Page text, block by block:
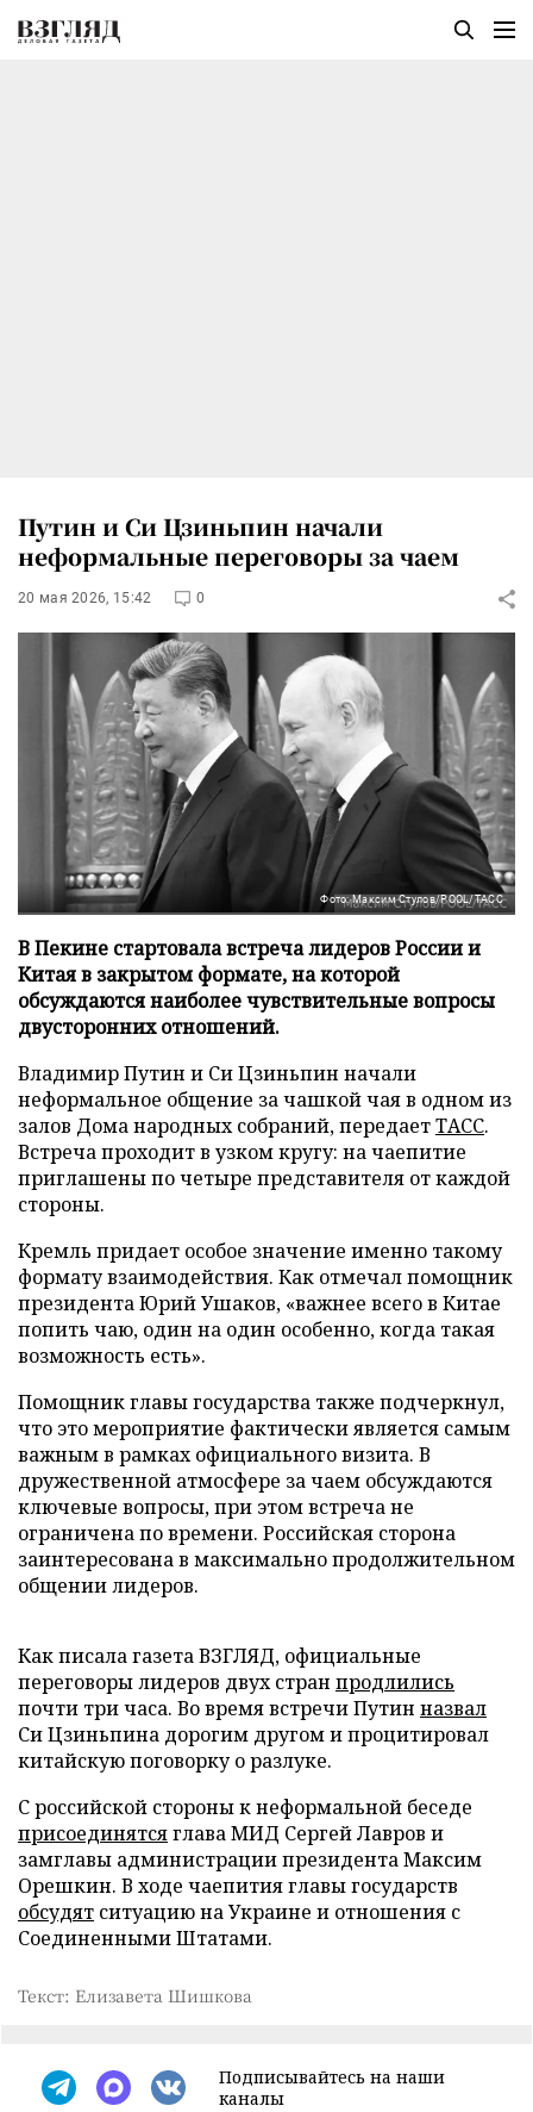
Путин и Си Цзиньпин начали
неформальные переговоры за чаем
20 мая 2026, 15:42 0
Фото: Максим Стулов/POOL/ТАСС
В Пекине стартовала встреча лидеров России и
Китая в закрытом формате, на которой
обсуждаются наиболее чувствительные вопросы
двусторонних отношений.
Владимир Путин и Си Цзиньпин начали
неформальное общение за чашкой чая в одном из
залов Дома народных собраний, передаетТАСС.
Встреча проходит в узком кругу: на чаепитие
приглашены по четыре представителя от каждой
стороны.
Кремль придает особое значение именно такому
формату взаимодействия. Как отмечал помощник
президента Юрий Ушаков, «важнее всего в Китае
попить чаю, один на один особенно, когда такая
возможность есть».
Помощник главы государства также подчеркнул,
что это мероприятие фактически является самым
важным в рамках официального визита. В
дружественной атмосфере за чаем обсуждаются
ключевые вопросы, при этом встреча не
ограничена по времени. Российская сторона
заинтересована в максимально продолжительном
общении лидеров.
Как писала газета ВЗГЛЯД, официальные
переговоры лидеров двух стран продлились
почти три часа. Во время встречи Путин назвал
Си Цзиньпина дорогим другом и процитировал
китайскую поговорку о разлуке.
С российской стороны к неформальной беседе
присоединятсяглава МИД Сергей Лавров и
замглавы администрации президента Максим
Орешкин. В ходе чаепития главы государств
обсудят ситуацию на Украине и отношения с
Соединенными Штатами.
Текст: Елизавета Шишкова
Подписывайтесь на наши
каналы